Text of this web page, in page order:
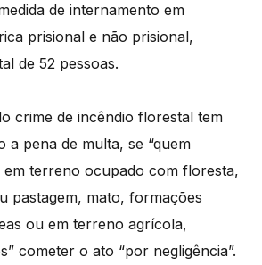
de internamento em
prisional e não prisional,
de 52 pessoas.
crime de incêndio florestal tem
a pena de multa, se “quem
terreno ocupado com floresta,
pastagem, mato, formações
ou em terreno agrícola,
cometer o ato “por negligência”.